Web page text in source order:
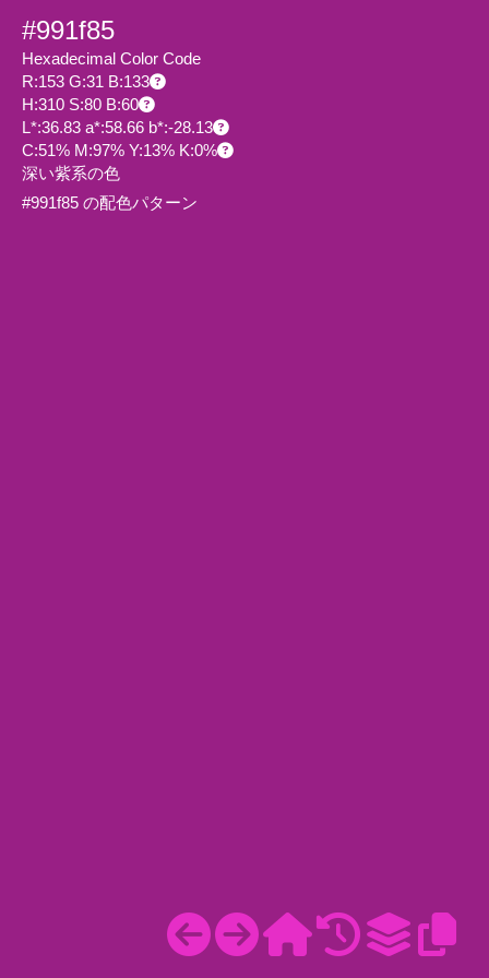
#991f85
Hexadecimal Color Code
R:153 G:31 B:133
H:310 S:80 B:60
L*:36.83 a*:58.66 b*:-28.13
C:51% M:97% Y:13% K:0%
深い紫系の色
#991f85 の配色パターン